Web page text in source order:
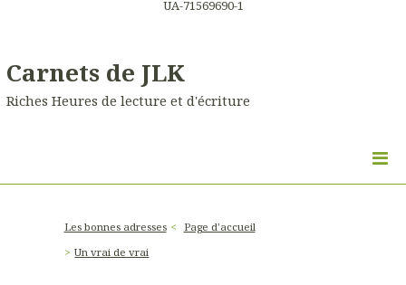
UA-71569690-1
Carnets de JLK
Riches Heures de lecture et d'écriture
Les bonnes adresses
Page d'accueil
Un vrai de vrai